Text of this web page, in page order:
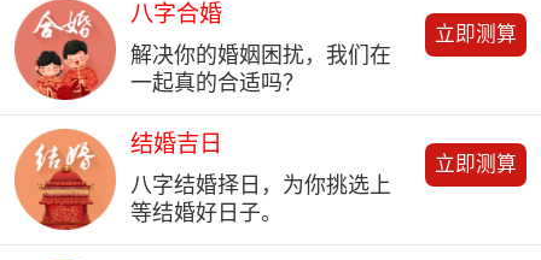
八字合婚
解决你的婚姻困扰，我们在
一起真的合适吗？
立即测算
结婚吉日
八字结婚择日，为你挑选上
等结婚好日子。
立即测算